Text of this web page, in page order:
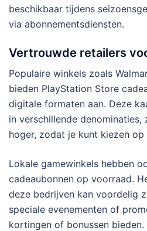
beschikbaar tijdens
via abonnementsdiensten.
Vertrouwde retailers
Populaire winkels zoals
bieden PlayStation Store
digitale formaten aan. Deze
in verschillende
hoger, zodat je kunt kiezen
Lokale gamewinkels hebben
cadeaubonnen op voorraad.
deze bedrijven kan voordelig
speciale evenementen of
kortingen of bonussen bieden.